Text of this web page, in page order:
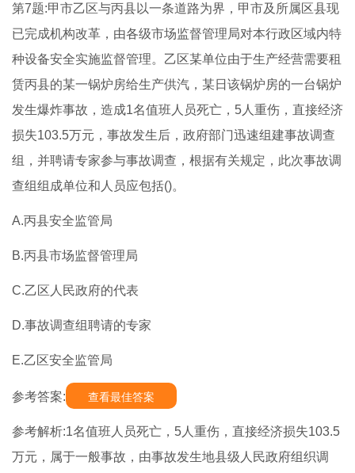
第7题:甲市乙区与丙县以一条道路为界，甲市及所属区县现
已完成机构改革，由各级市场监督管理局对本行政区域内特
种设备安全实施监督管理。乙区某单位由于生产经营需要租
赁丙县的某一锅炉房给生产供汽，某日该锅炉房的一台锅炉
发生爆炸事故，造成1名值班人员死亡，5人重伤，直接经济
损失103.5万元，事故发生后，政府部门迅速组建事故调查
组，并聘请专家参与事故调查，根据有关规定，此次事故调
查组组成单位和人员应包括()。
A.丙县安全监管局
B.丙县市场监督管理局
C.乙区人民政府的代表
D.事故调查组聘请的专家
E.乙区安全监管局
参考答案: 查看最佳答案
参考解析:1名值班人员死亡，5人重伤，直接经济损失103.5
万元，属于一般事故，由事故发生地县级人民政府组织调